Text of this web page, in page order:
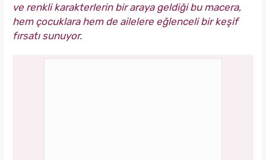
ve renkli karakterlerin bir araya geldiği bu macera,
hem çocuklara hem de ailelere eğlenceli bir keşif
fırsatı sunuyor.